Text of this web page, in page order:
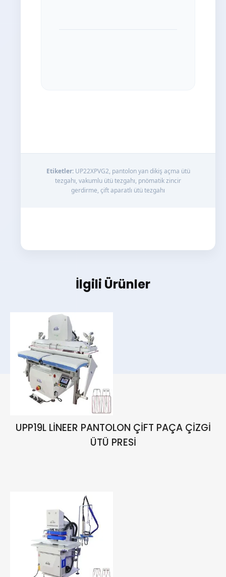
Etiketler:UP22XPVG2, pantolon yan dikiş açma ütü
tezgahı, vakumlu ütü tezgahı, pnömatik zincir
gerdirme, çift aparatlı ütü tezgahı
İlgili Ürünler
UPP19L LİNEER PANTOLON ÇİFT PAÇA ÇİZGİ
ÜTÜ PRESİ